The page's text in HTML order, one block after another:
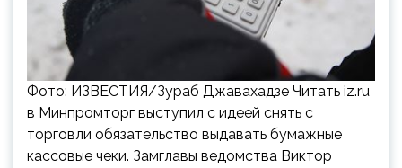
Фото: ИЗВЕСТИЯ/Зураб Джавахадзе Читать iz.ru
в Минпромторг выступил с идеей снять с
торговли обязательство выдавать бумажные
кассовые чеки. Замглавы ведомства Виктор